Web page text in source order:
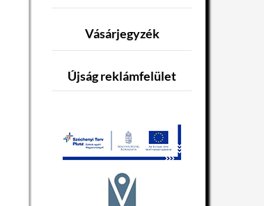
Vásárjegyzék
Újság reklámfelület